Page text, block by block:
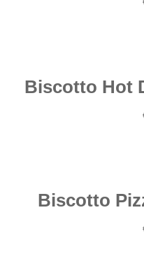
Biscotto Hot
Biscotto